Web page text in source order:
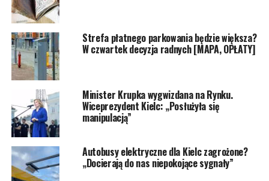
Strefa płatnego parkowania będzie większa?
W czwartek decyzja radnych [MAPA, OPŁATY]
Minister Krupka wygwizdana na Rynku.
Wiceprezydent Kielc: „Posłużyła się
manipulacją”
Autobusy elektryczne dla Kielc zagrożone?
„Docierają do nas niepokojące sygnały”